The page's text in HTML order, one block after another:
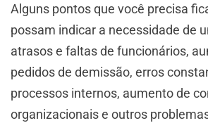
Alguns pontos que você precisa
possam indicar a necessidade de
atrasos e faltas de funcionários,
pedidos de demissão, erros
processos internos, aumento de
organizacionais e outros